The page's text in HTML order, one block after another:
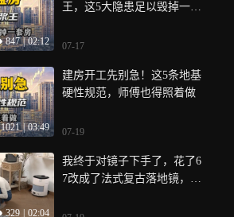
847 | 02:12
王，这5大隐患足以毁掉一套
07-17
1021 | 03:49
建房开工先别急！这5条地基
硬性规范，师傅也得照着做
07-19
329 02:04
我终于对镜子下手了，花了6
7改成了法式复古落地镜，氛